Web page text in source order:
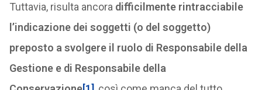
Tuttavia, risulta ancora difficilmente rintracciabile
l’indicazione dei soggetti (o del soggetto)
preposto a svolgere il ruolo di Responsabile della
Gestione e di Responsabile della